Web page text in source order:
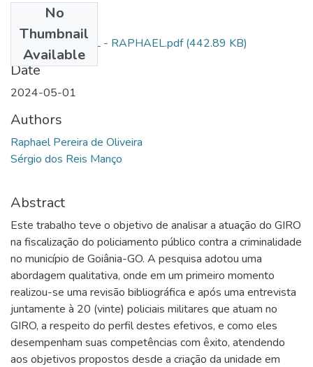
No
Thumbnail
Available
DEPÓSITO FINAL - RAPHAEL.pdf(442.89 KB)
Date
2024-05-01
Authors
Raphael Pereira de Oliveira
Sérgio dos Reis Manço
Abstract
Este trabalho teve o objetivo de analisar a atuação do GIRO
na fiscalização do policiamento público contra a criminalidade
no município de Goiânia-GO. A pesquisa adotou uma
abordagem qualitativa, onde em um primeiro momento
realizou-se uma revisão bibliográfica e após uma entrevista
juntamente à 20 (vinte) policiais militares que atuam no
GIRO, a respeito do perfil destes efetivos, e como eles
desempenham suas competências com êxito, atendendo
aos objetivos propostos desde a criação da unidade em